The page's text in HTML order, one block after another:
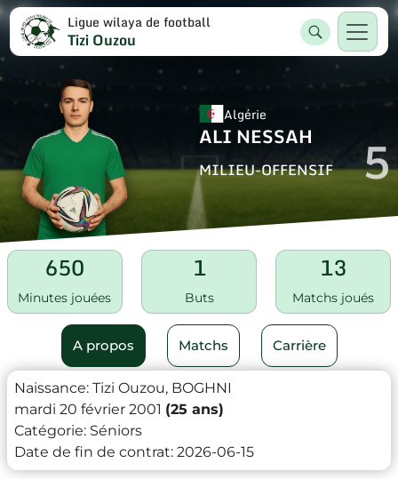
Ligue wilaya de football
Tizi Ouzou
Algérie
ALI NESSAH
MILIEU-OFFENSIF 5
650
Minutes jouées
1
Buts
13
Matchs joués
A propos Matchs Carrière
Naissance: Tizi Ouzou, BOGHNI
mardi 20 février 2001 (25 ans)
Catégorie: Séniors
Date de fin de contrat: 2026-06-15